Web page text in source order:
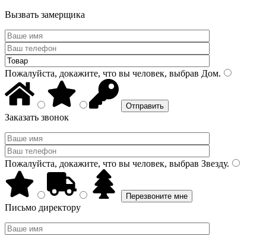
Вызвать замерщика
Пожалуйста, докажите, что вы человек, выбрав Дом.
Заказать звонок
Пожалуйста, докажите, что вы человек, выбрав Звезду.
Письмо директору